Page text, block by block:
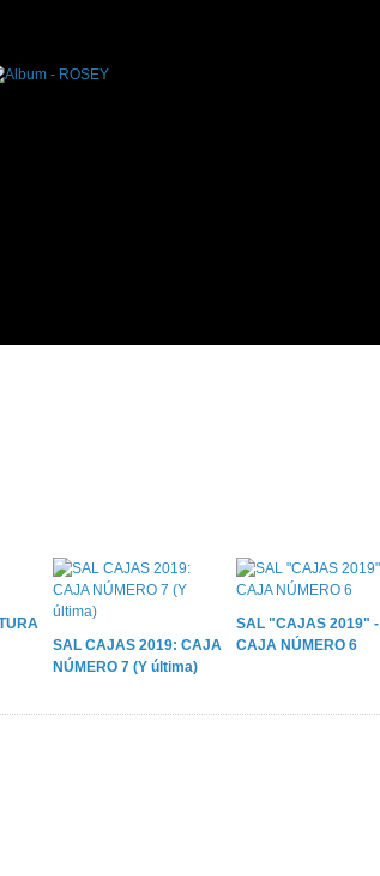
SAL CAJAS 2019: CAJA
NÚMERO 7 (Y última)
SAL "CAJAS 2019" -
CAJA NÚMERO 6